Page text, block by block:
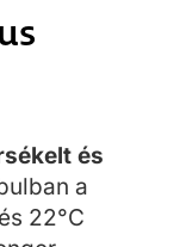
és
a
22°C